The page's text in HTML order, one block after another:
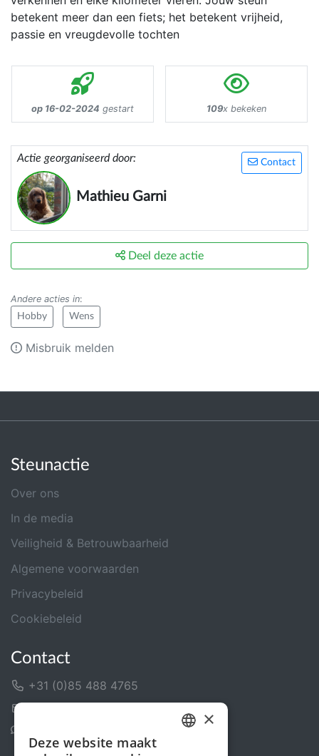
betekent meer dan een fiets; het betekent vrijheid,
passie en vreugdevolle tochten
op 16-02-2024 gestart 109x bekeken
Contact
Actie georganiseerd door:
Mathieu Garni
Deel deze actie
Andere acties in:
Hobby Wens
Misbruik melden
Steunactie
Over ons
In de media
Veiligheid & Betrouwbaarheid
Algemene voorwaarden
Privacybeleid
Cookiebeleid
Contact
+31 (0)85 488 4765
×
Deze website maakt